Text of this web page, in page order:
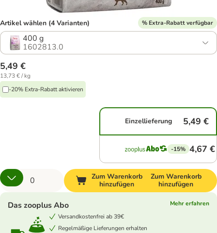
Artikel wählen (4 Varianten) % Extra-Rabatt verfügbar
400 g
1602813.0
5,49 €
13,73 € / kg
-20% Extra-Rabatt aktivieren
Einzellieferung 5,49 €
-15% 4,67 €
Zum Warenkorb
hinzufügen
Zum Warenkorb
hinzufügen
Das zooplus Abo
Mehr erfahren
Versandkostenfrei ab 39€
Regelmäßige Lieferungen erhalten